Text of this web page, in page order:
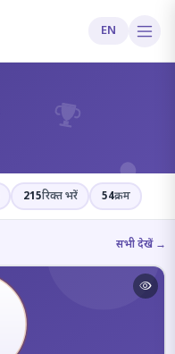
EN
215रिक्त भरें 54क्रम
सभी देखें →